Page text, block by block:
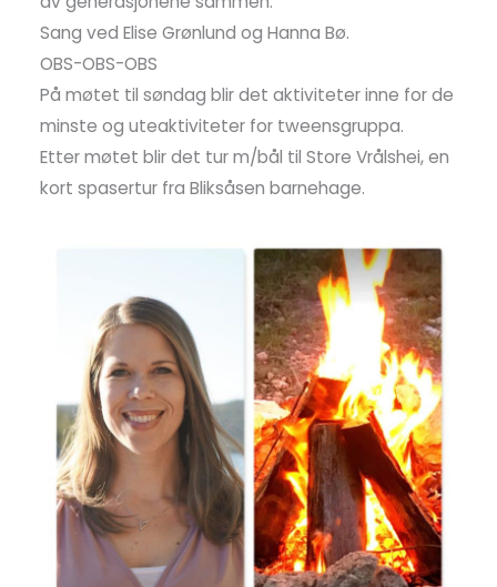
Sang ved Elise Grønlund og Hanna Bø.
OBS-OBS-OBS
På møtet til søndag blir det aktiviteter inne for de
minste og uteaktiviteter for tweensgruppa.
Etter møtet blir det tur m/bål til Store Vrålshei, en
kort spasertur fra Bliksåsen barnehage.